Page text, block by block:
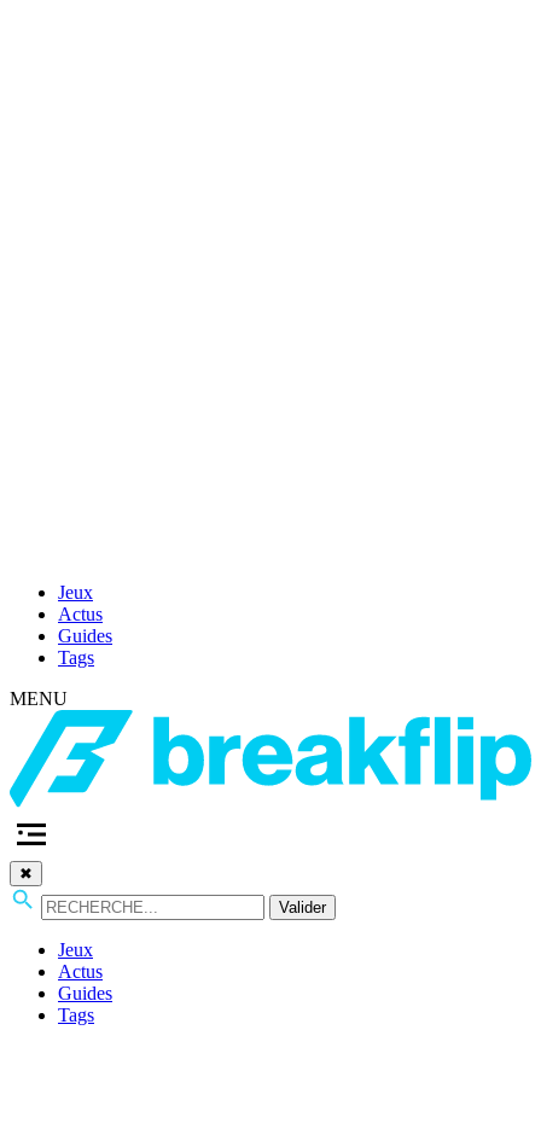
Jeux
Actus
Guides
Tags
MENU
✖
Valider
Jeux
Actus
Guides
Tags